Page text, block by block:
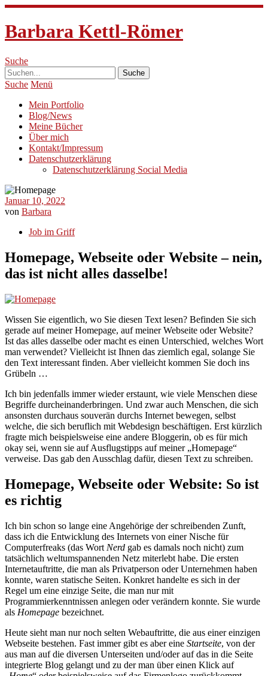
Barbara Kettl-Römer
Suche
Suche Menü
Mein Portfolio
Blog/News
Meine Bücher
Über mich
Kontakt/Impressum
Datenschutzerklärung
Datenschutzerklärung Social Media
Januar 10, 2022
von Barbara
Job im Griff
Homepage, Webseite oder Website – nein,
das ist nicht alles dasselbe!
Wissen Sie eigentlich, wo Sie diesen Text lesen? Befinden Sie sich
gerade auf meiner Homepage, auf meiner Webseite oder Website?
Ist das alles dasselbe oder macht es einen Unterschied, welches Wort
man verwendet? Vielleicht ist Ihnen das ziemlich egal, solange Sie
den Text interessant finden. Aber vielleicht kommen Sie doch ins
Grübeln …
Ich bin jedenfalls immer wieder erstaunt, wie viele Menschen diese
Begriffe durcheinanderbringen. Und zwar auch Menschen, die sich
ansonsten durchaus souverän durchs Internet bewegen, selbst
welche, die sich beruflich mit Webdesign beschäftigen. Erst kürzlich
fragte mich beispielsweise eine andere Bloggerin, ob es für mich
okay sei, wenn sie auf Ausflugstipps auf meiner „Homepage“
verweise. Das gab den Ausschlag dafür, diesen Text zu schreiben.
Homepage, Webseite oder Website: So ist
es richtig
Ich bin schon so lange eine Angehörige der schreibenden Zunft,
dass ich die Entwicklung des Internets von einer Nische für
Computerfreaks (das Wort Nerd gab es damals noch nicht) zum
tatsächlich weltumspannenden Netz miterlebt habe. Die ersten
Internetauftritte, die man als Privatperson oder Unternehmen haben
konnte, waren statische Seiten. Konkret handelte es sich in der
Regel um eine einzige Seite, die man nur mit
Programmierkenntnissen anlegen oder verändern konnte. Sie wurde
als Homepage bezeichnet.
Heute sieht man nur noch selten Webauftritte, die aus einer einzigen
Webseite bestehen. Fast immer gibt es aber eine Startseite, von der
aus man auf die diversen Unterseiten und/oder auf das in die Seite
integrierte Blog gelangt und zu der man über einen Klick auf